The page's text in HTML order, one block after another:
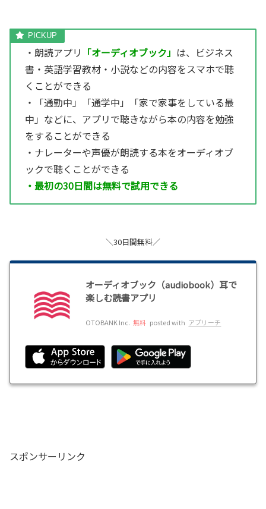
・朗読アプリ 「オーディオブック」 は、ビジネス
書・英語学習教材・小説などの内容をスマホで聴
くことができる
・「通勤中」「通学中」「家で家事をしている最
中」などに、アプリで聴きながら本の内容を勉強
をすることができる
・ナレーターや声優が朗読する本をオーディオブ
ックで聴くことができる
・最初の30日間は無料で試用できる
＼30日間無料／
オーディオブック（audiobook）耳で
楽しむ読書アプリ
OTOBANK Inc. 無料 posted with アプリーチ
スポンサーリンク